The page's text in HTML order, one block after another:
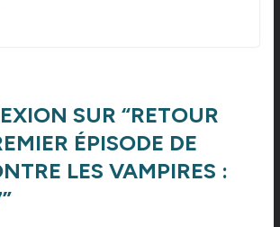
SUR “RETOUR
ÉPISODE DE
LES VAMPIRES :
”